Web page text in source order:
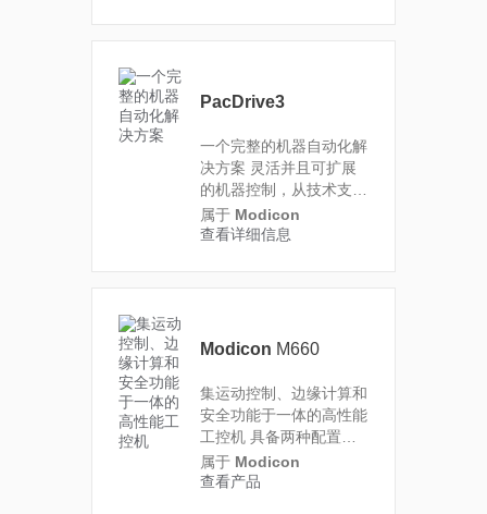
硬件平台上集成了
PacDrive3
一个完整的机器自动化解
决方案 灵活并且可扩展
的机器控制，从技术支持
到售后服务，关注设备生
命周期每一步
属于 Modicon
查看详细信息
Modicon M660
集运动控制、边缘计算和
安全功能于一体的高性能
工控机 具备两种配置的
多核工控机（iPC） 。配
置 1 是一款纯粹的高性
属于 Modicon
查看产品